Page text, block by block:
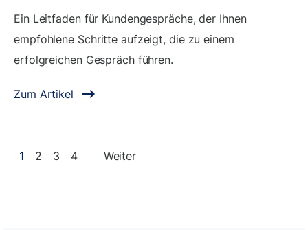
Ein Leitfaden für Kundengespräche, der Ihnen
empfohlene Schritte aufzeigt, die zu einem
erfolgreichen Gespräch führen.
Zum Artikel
1 2 3 4 Weiter